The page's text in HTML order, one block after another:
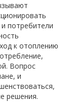
и потребители
к отоплению
Вопрос
и
решения.